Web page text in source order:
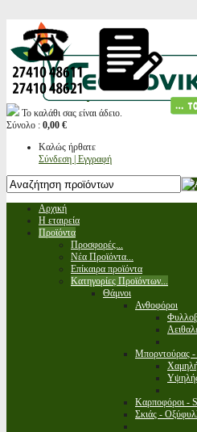
Το καλάθι σας είναι άδειο.
Σύνολο : 0,00 €
Καλώς ήρθατε
Σύνδεση | Εγγραφή
Αρχική
Η εταιρεία
Προϊόντα
Προσφορές...
Νέα Προϊόντα...
Επίκαιρα προϊόντα
Κατηγορίες Προϊόντων...
Θάμνοι
Ανθοφόροι
Μπορντούρας -
Καρποφόροι -
Σκιάς -